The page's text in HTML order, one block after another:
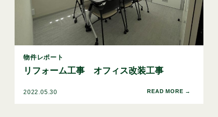
物件レポート
リフォーム工事 オフィス改装工事
2022.05.30